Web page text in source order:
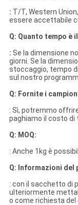
: T/T, Western
essere accettabile
Q: Quanto tempo è
: Se la dimensione
giorni. Se la
stoccaggio, tempo
sul nostro
Q: Fornite i
: Sì, potremmo
paghiamo il costo di
Q: MOQ:
: Anche 1kg è
Q: Informazioni del
: con il sacchetto di
ulteriormente
o come richiesta del